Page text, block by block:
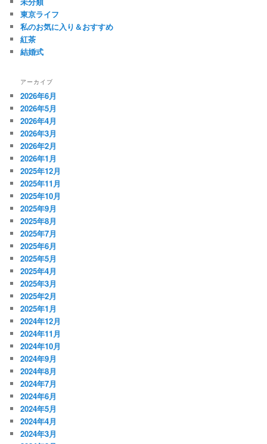
東京ライフ
私のお気に入り＆おすすめ
紅茶
結婚式
アーカイブ
2026年6月
2026年5月
2026年4月
2026年3月
2026年2月
2026年1月
2025年12月
2025年11月
2025年10月
2025年9月
2025年8月
2025年7月
2025年6月
2025年5月
2025年4月
2025年3月
2025年2月
2025年1月
2024年12月
2024年11月
2024年10月
2024年9月
2024年8月
2024年7月
2024年6月
2024年5月
2024年4月
2024年3月